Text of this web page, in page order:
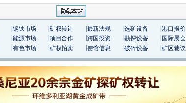
钢铁市场 矿权转让 最新法规 选矿设备 港口报价
能源市场 项目合作 跨国投资 勘探设备 国际展会
有色市场 矿权拍卖 使馆信息 破碎设备 矿区巷议